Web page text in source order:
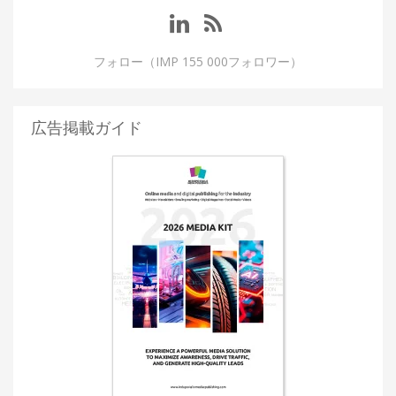
フォロー（IMP 155 000フォロワー）
広告掲載ガイド